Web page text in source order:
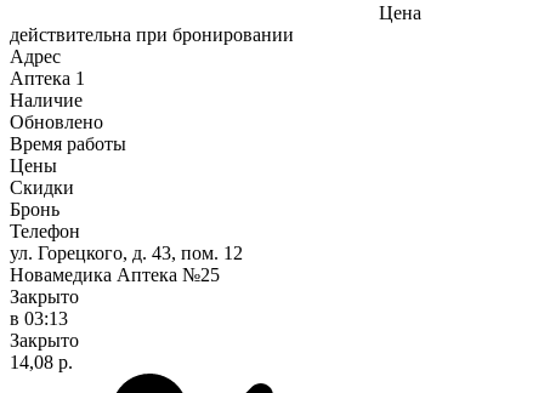
Цена
действительна при бронировании
Адрес
Аптека 1
Наличие
Обновлено
Время работы
Цены
Скидки
Бронь
Телефон
ул. Горецкого, д. 43, пом. 12
Новамедика Аптека №25
Закрыто
в 03:13
Закрыто
14,08 р.